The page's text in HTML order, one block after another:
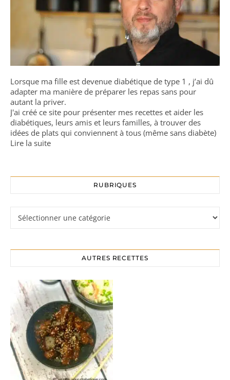
Lorsque ma fille est devenue diabétique de type 1 , j’ai dû
adapter ma manière de préparer les repas sans pour
autant la priver.
J'ai créé ce site pour présenter mes recettes et aider les
diabétiques, leurs amis et leurs familles, à trouver des
idées de plats qui conviennent à tous (même sans diabète)
Lire la suite
RUBRIQUES
AUTRES RECETTES